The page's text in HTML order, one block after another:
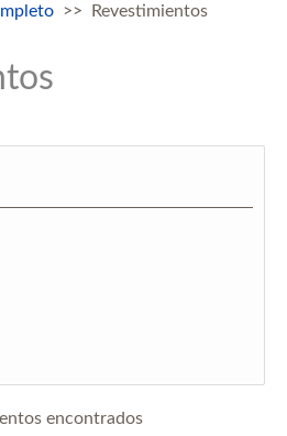
Revestimientos
encontrados